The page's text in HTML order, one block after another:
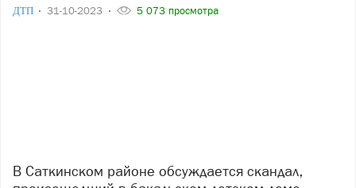
ДТП 31-10-2023 5 073 просмотра
В Саткинском районе обсуждается скандал,